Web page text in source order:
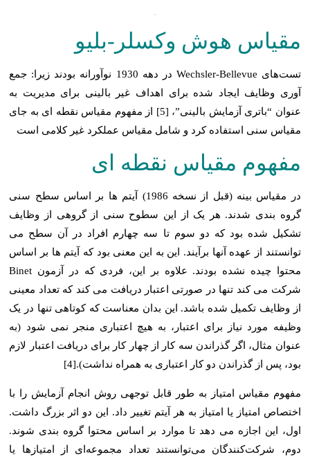
مقیاس هوش وکسلر-بلیو
تست‌های Wechsler-Bellevue در دهه 1930 نوآورانه بودند زیرا: جمع
آوری وظایف ایجاد شده برای اهداف غیر بالینی برای مدیریت به
عنوان “باتری آزمایش بالینی”، [5] از مفهوم مقیاس نقطه ای به جای
مقیاس سنی استفاده کرد و شامل مقیاس عملکرد غیر کلامی است
مفهوم مقیاس نقطه ای
در مقیاس بینه (قبل از نسخه 1986) آیتم ها بر اساس سطح سنی
گروه بندی شدند. هر یک از این سطوح سنی از گروهی از وظایف
تشکیل شده بود که دو سوم تا سه چهارم افراد در آن سطح می
توانستند از عهده آنها برآیند. این به این معنی بود که آیتم ها بر اساس
محتوا چیده نشده بودند. علاوه بر این، فردی که در آزمون Binet
شرکت می کند تنها در صورتی اعتبار دریافت می کند که تعداد معینی
از وظایف تکمیل شده باشد. این بدان معناست که کوتاهی تنها در یک
وظیفه مورد نیاز برای اعتبار، به هیچ اعتباری منجر نمی شود (به
عنوان مثال، اگر گذراندن سه کار از چهار کار برای دریافت اعتبار لازم
بود، پس از گذراندن دو کار اعتباری به همراه نداشت).[4]
مفهوم مقیاس امتیاز به طور قابل توجهی روش انجام آزمایش را با
اختصاص امتیاز یا امتیاز به هر آیتم تغییر داد. این دو اثر بزرگ داشت.
اول، این اجازه می دهد تا موارد بر اساس محتوا گروه بندی شوند.
دوم، شرکت‌کنندگان می‌توانستند تعداد مجموعه‌ای از امتیازها یا